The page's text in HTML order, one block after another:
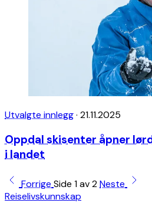
Utvalgte innlegg· 21.11.2025
Oppdal skisenter åpner
i landet
Forrige Side 1 av 2Neste
Reiselivskunnskap